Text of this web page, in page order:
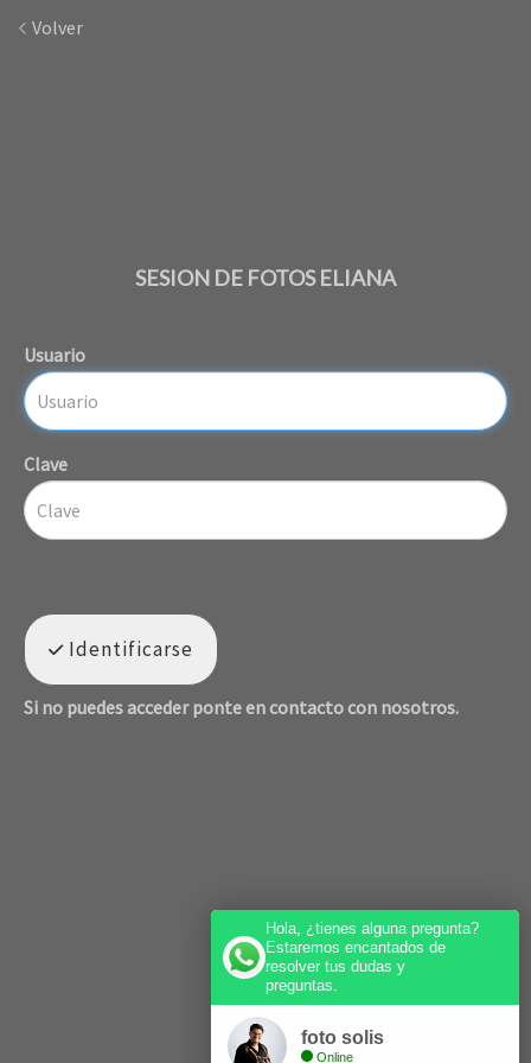
Volver
SESION DE FOTOS ELIANA
Usuario
Clave
Identificarse
Si no puedes acceder ponte en contacto con nosotros.
Hola, ¿tienes alguna pregunta?
Estaremos encantados de
resolver tus dudas y
preguntas.
foto solis
Online